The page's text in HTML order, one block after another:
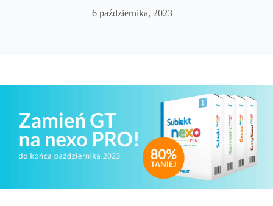
6 października, 2023